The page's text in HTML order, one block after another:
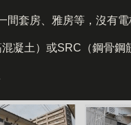
間套房、雅房等，沒有
凝土）或SRC（鋼骨鋼